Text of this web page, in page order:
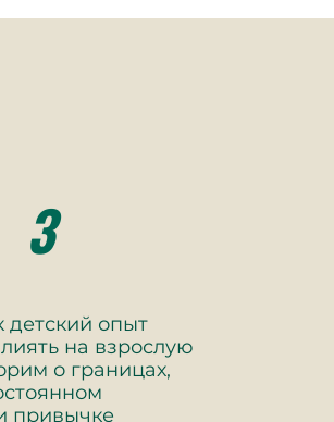
3
детский опыт
на взрослую
о границах,
привычке